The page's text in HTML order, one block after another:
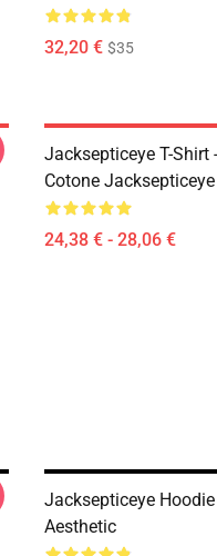
32,20 € $35
Jacksepticeye T-Shirt
Cotone
24,38 € - 28,06 €
Jacksepticeye
Aesthetic